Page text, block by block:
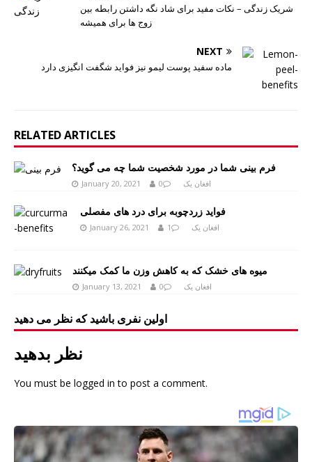
شریک زندگی – نکات مفید برای شاد نگه داشتن رابطه بین
زوج ها برای همیشه
NEXT
ماده سفید پوست لیمو نیز فواید شگفت انگیزی دارد
RELATED ARTICLES
فرم بینی شما در مورد شخصیت شما چه می گوید؟
January 20, 2021 افغان یک 0
فواید زردچوبه برای درد های مفصلی
January 26, 2021 افغان یک 1
میوه های خشک که به کاهش وزن ما کمک میکنند
January 13, 2021 افغان یک 0
اولین نفری باشید که نظر می دهید
نظر بدهید
You must be logged in to post a comment.